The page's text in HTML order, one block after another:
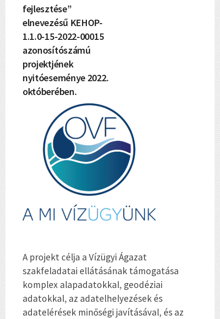
fejlesztése”
elnevezésű KEHOP-
1.1.0-15-2022-00015
azonosítószámú
projektjének
nyitóeseménye 2022.
októberében.
A projekt célja a Vízügyi Ágazat
szakfeladatai ellátásának támogatása
komplex alapadatokkal, geodéziai
adatokkal, az adatelhelyezések és
adatelérések minőségi javításával, és az